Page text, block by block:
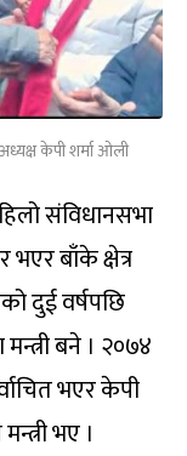
केपी शर्मा ओली
संविधानसभा
भएर बाँके क्षेत्र
दुई वर्षपछि
बने । २०७४
भएर केपी
भए ।